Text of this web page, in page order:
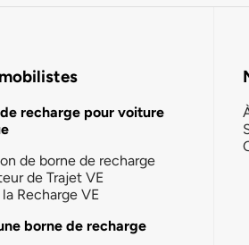
recharge pour voiture
de borne de recharge
de Trajet VE
Recharge VE
borne de recharge